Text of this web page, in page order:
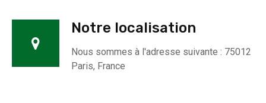
Notre localisation
Nous sommes à l'adresse suivante : 75012
Paris, France